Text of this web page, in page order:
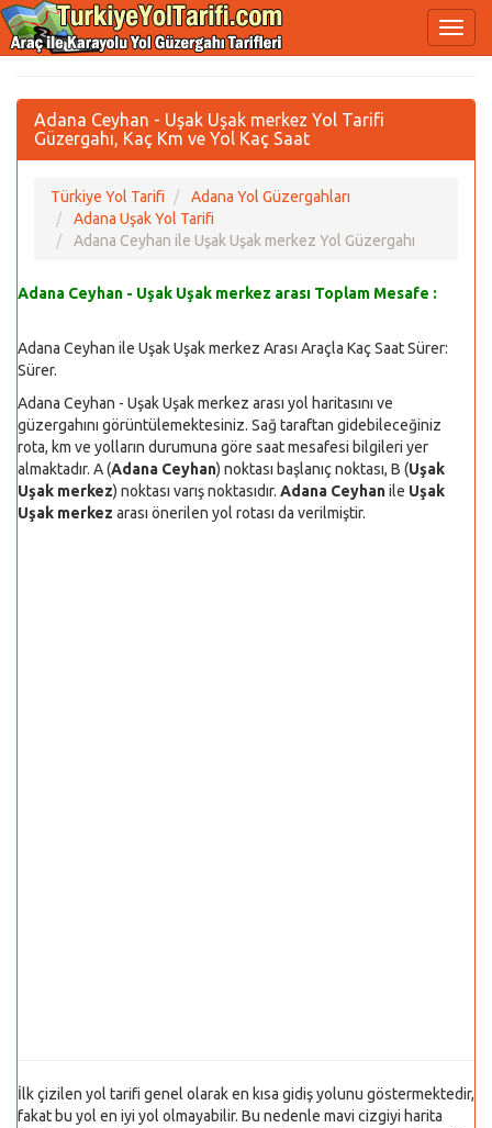
Adana Ceyhan - Uşak Uşak merkez Yol Tarifi
Güzergahı, Kaç Km ve Yol Kaç Saat
Türkiye Yol Tarifi
Adana Yol Güzergahları
Adana Uşak Yol Tarifi
Adana Ceyhan ile Uşak Uşak merkez Yol Güzergahı
Adana Ceyhan - Uşak Uşak merkez arası Toplam Mesafe :
Adana Ceyhan ile Uşak Uşak merkez Arası Araçla Kaç Saat Sürer:
Sürer.
Adana Ceyhan - Uşak Uşak merkez arası yol haritasını ve
güzergahını görüntülemektesiniz. Sağ taraftan gidebileceğiniz
rota, km ve yolların durumuna göre saat mesafesi bilgileri yer
almaktadır. A (Adana Ceyhan) noktası başlanıç noktası, B (Uşak
Uşak merkez) noktası varış noktasıdır. Adana Ceyhanile Uşak
Uşak merkez arası önerilen yol rotası da verilmiştir.
İlk çizilen yol tarifi genel olarak en kısa gidiş yolunu göstermektedir,
fakat bu yol en iyi yol olmayabilir. Bu nedenle mavi cizgiyi harita